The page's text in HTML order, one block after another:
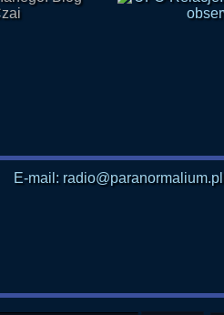
E-mail: radio@paranormalium.pl